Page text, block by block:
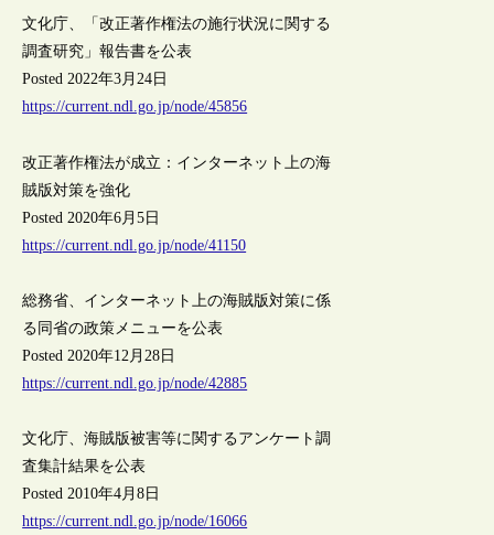
文化庁、「改正著作権法の施行状況に関する
調査研究」報告書を公表
Posted 2022年3月24日
https://current.ndl.go.jp/node/45856
改正著作権法が成立：インターネット上の海
賊版対策を強化
Posted 2020年6月5日
https://current.ndl.go.jp/node/41150
総務省、インターネット上の海賊版対策に係
る同省の政策メニューを公表
Posted 2020年12月28日
https://current.ndl.go.jp/node/42885
文化庁、海賊版被害等に関するアンケート調
査集計結果を公表
Posted 2010年4月8日
https://current.ndl.go.jp/node/16066